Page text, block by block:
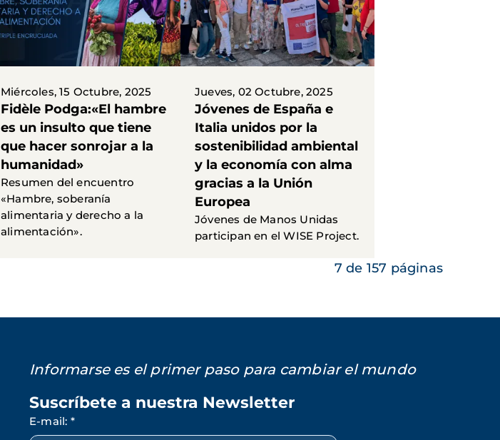
Miércoles, 15 Octubre, 2025
Fidèle Podga:«El hambre
es un insulto que tiene
que hacer sonrojar a la
humanidad»
Resumen del encuentro
«Hambre, soberanía
alimentaria y derecho a la
alimentación».
Jueves, 02 Octubre, 2025
Jóvenes de España e
Italia unidos por la
sostenibilidad ambiental
y la economía con alma
gracias a la Unión
Europea
Jóvenes de Manos Unidas
participan en el WISE Project.
7 de 157 páginas
Informarse es el primer paso para cambiar el mundo
Suscríbete a nuestra Newsletter
E-mail: *